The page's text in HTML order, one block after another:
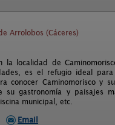
Arrolobos (Cáceres)
localidad de
es el refugio ideal
Caminomorisco y
gastronomía y paisajes
municipal, etc.
Email